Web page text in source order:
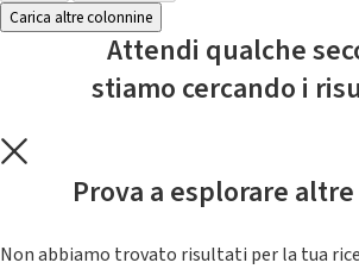
Carica altre colonnine
Attendi qualche
stiamo cercando i
Prova a esplorare
Non abbiamo trovato risultati per la tua